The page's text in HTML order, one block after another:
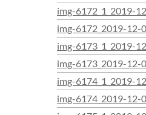
img-6172_1_2019-
img-6172_2019-12-
img-6173_1_2019-
img-6173_2019-12-
img-6174_1_2019-
img-6174_2019-12-